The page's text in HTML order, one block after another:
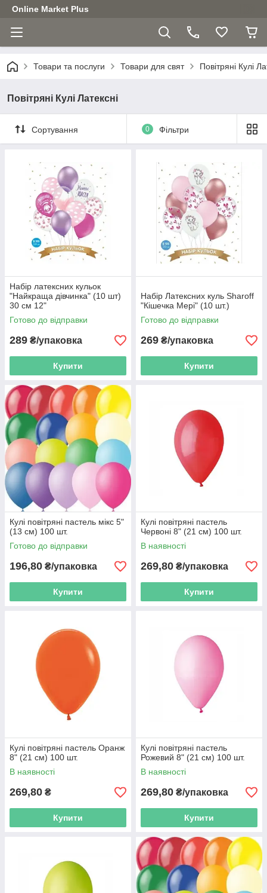
Online Market Plus
Товари та послуги Товари для свят Повітряні Кулі
Повітряні Кулі Латексні
Сортування 0 Фільтри
Набір латексних кульок
"Найкраща дівчинка" (10 шт)
30 см 12"
Готово до відправки
289 ₴/упаковка
Купити
Набір Латексних куль Sharoff
"Кішечка Мері" (10 шт.)
Готово до відправки
269 ₴/упаковка
Купити
Кулі повітряні пастель мікс 5"
(13 см) 100 шт.
Готово до відправки
196,80 ₴/упаковка
Купити
Кулі повітряні пастель
Червоні 8" (21 см) 100 шт.
В наявності
269,80 ₴/упаковка
Купити
Кулі повітряні пастель Оранж
8" (21 см) 100 шт.
В наявності
269,80 ₴
Купити
Кулі повітряні пастель
Рожевий 8" (21 см) 100 шт.
В наявності
269,80 ₴/упаковка
Купити